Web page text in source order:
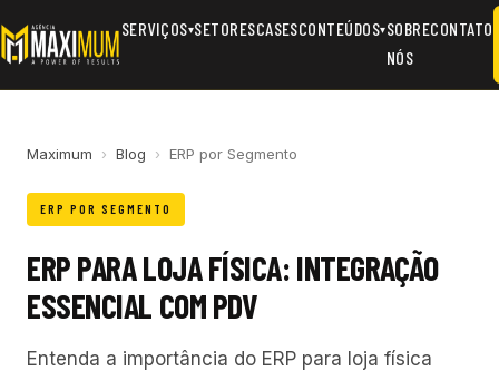
SERVIÇOS▾SETORESCASESCONTEÚDOS▾SOBRE
NÓS
CONTATO
Maximum › Blog › ERP por Segmento
ERP POR SEGMENTO
ERP PARA LOJA FÍSICA: INTEGRAÇÃO
ESSENCIAL COM PDV
Entenda a importância do ERP para loja física